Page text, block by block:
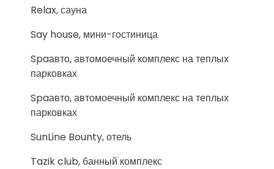
Relax, сауна
Say house, мини-гостиница
Spaавто, автомоечный комплекс на теплых
парковках
Spaавто, автомоечный комплекс на теплых
парковках
SunLine Bounty, отель
Tazik club, банный комплекс